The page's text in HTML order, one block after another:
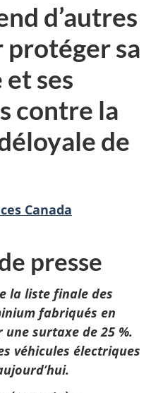
d’autres
protéger sa
ses
contre la
de
Canada
presse
la liste finale des
fabriqués en
surtaxe de 25 %.
véhicules électriques